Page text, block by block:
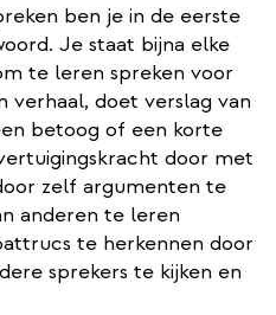
ben je in de eerste
Je staat bijna elke
te leren spreken voor
doet verslag van
betoog of een korte
door met
zelf argumenten te
anderen te leren
te herkennen door
sprekers te kijken en